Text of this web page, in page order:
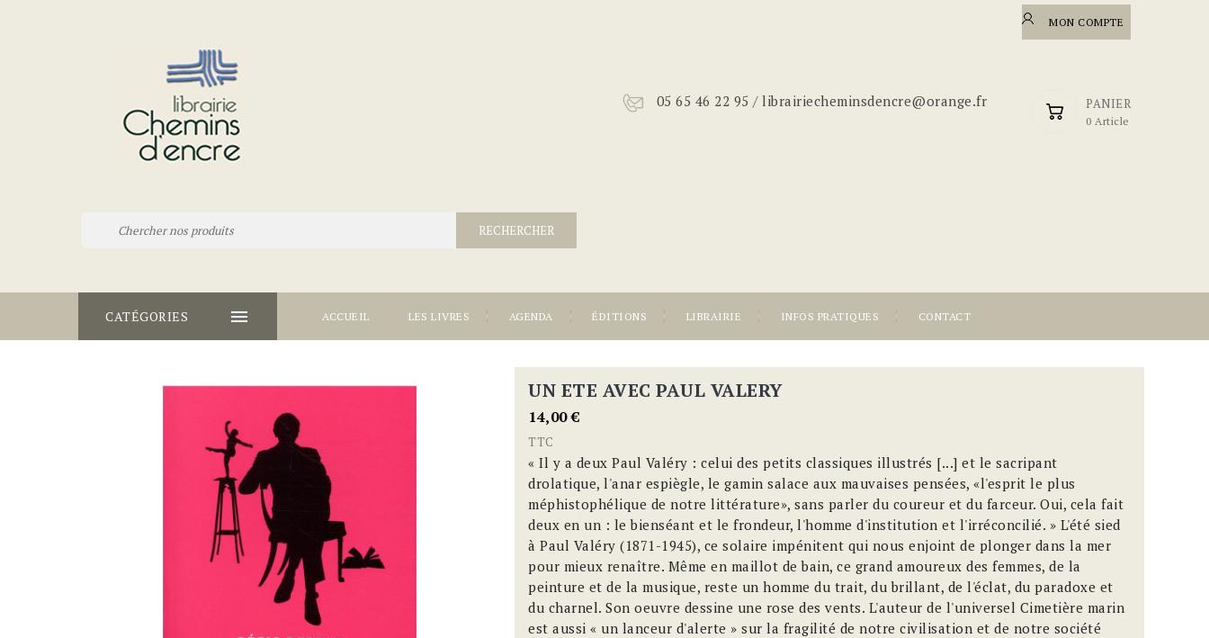
MON COMPTE
PANIER
0 Article
05 65 46 22 95 / librairiecheminsdencre@orange.fr
RECHERCHER

CATÉGORIES ACCUEIL LES LIVRES AGENDA ÉDITIONS LIBRAIRIE INFOS PRATIQUES CONTACT
UN ETE AVEC PAUL VALERY
14,00 €
TTC
« Il y a deux Paul Valéry : celui des petits classiques illustrés [...] et le sacripant
drolatique, l'anar espiègle, le gamin salace aux mauvaises pensées, «l'esprit le plus
méphistophélique de notre littérature», sans parler du coureur et du farceur. Oui, cela fait
deux en un : le bienséant et le frondeur, l'homme d'institution et l'irréconcilié. » L'été sied
à Paul Valéry (1871-1945), ce solaire impénitent qui nous enjoint de plonger dans la mer
pour mieux renaître. Même en maillot de bain, ce grand amoureux des femmes, de la
peinture et de la musique, reste un homme du trait, du brillant, de l'éclat, du paradoxe et
du charnel. Son oeuvre dessine une rose des vents. L'auteur de l'universel Cimetière marin
est aussi « un lanceur d'alerte » sur la fragilité de notre civilisation et de notre société